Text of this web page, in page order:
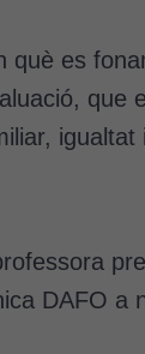
què es
que
igualtat
DAFO a